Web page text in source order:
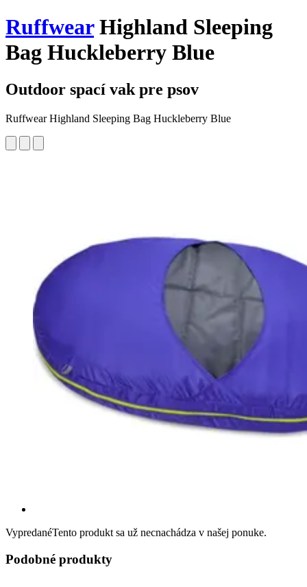
RuffwearHighland Sleeping
Bag Huckleberry Blue
Outdoor spací vak pre psov
Ruffwear Highland Sleeping Bag Huckleberry Blue
VypredanéTento produkt sa už necnachádza v našej ponuke.
Podobné produkty